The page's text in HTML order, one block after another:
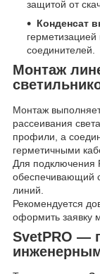
защитой от
Конденсат
соединителей.
Монтаж
Монтаж
рассеивания
профили, а
герметичными
Для подключения
обеспечивающий
линий.
Рекомендуется
оформить заявку
SvetPRO —